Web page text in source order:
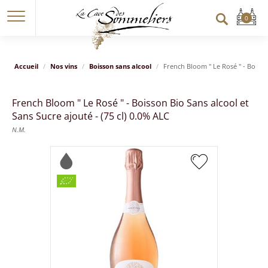
Accueil Nos vins Boisson sans alcool French Bloom " Le Rosé " -
French Bloom " Le Rosé " - Boisson Bio Sans alcool et
Sans Sucre ajouté - (75 cl) 0.0% ALC
N.M.